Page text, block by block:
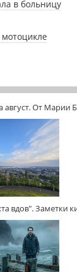
в больницу
август. От Марии
вдов". Заметки